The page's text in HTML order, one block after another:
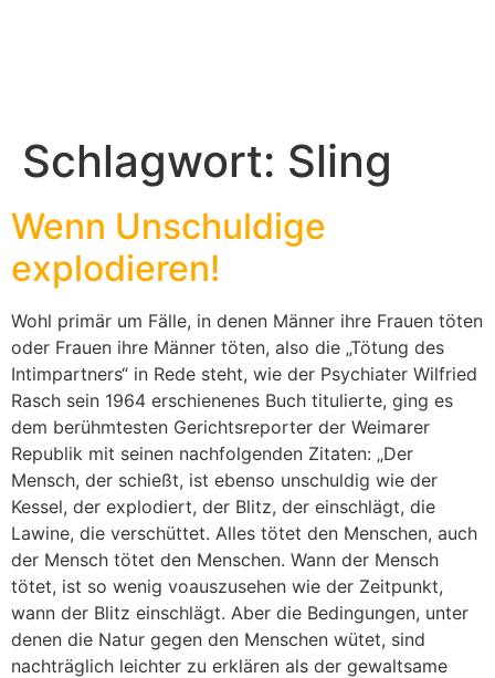
Schlagwort: Sling
Wenn Unschuldige
explodieren!
Wohl primär um Fälle, in denen Männer ihre Frauen töten
oder Frauen ihre Männer töten, also die „Tötung des
Intimpartners“ in Rede steht, wie der Psychiater Wilfried
Rasch sein 1964 erschienenes Buch titulierte, ging es
dem berühmtesten Gerichtsreporter der Weimarer
Republik mit seinen nachfolgenden Zitaten: „Der
Mensch, der schießt, ist ebenso unschuldig wie der
Kessel, der explodiert, der Blitz, der einschlägt, die
Lawine, die verschüttet. Alles tötet den Menschen, auch
der Mensch tötet den Menschen. Wann der Mensch
tötet, ist so wenig voauszusehen wie der Zeitpunkt,
wann der Blitz einschlägt. Aber die Bedingungen, unter
denen die Natur gegen den Menschen wütet, sind
nachträglich leichter zu erklären als der gewaltsame